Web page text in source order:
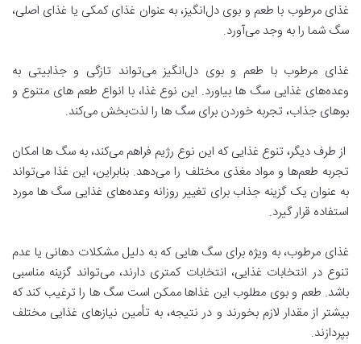
غذای مرطوب با طعم و بوی دل‌انگیز، به عنوان غذای کمکی یا غذای اصلی،
سگ شما را به وجد می‌آورد.
غذای مرطوب با طعم و بوی دل‌انگیز می‌تواند تازگی و جذابیتی به
وعده‌های غذایی سگ ها بیاورد. این نوع غذا، با انواع طعم های متنوع و
بوهای جذاب، تجربه خوردن برای سگ ها را لذت‌بخش می‌کند.
از طرف دیگر، تنوع غذایی که این نوع رژیم فراهم می‌کند، به سگ ها امکان
تجربه طعم‌ها و مواد مغذی مختلف را می‌دهد. بنابراین، این غذا می‌تواند
به عنوان یک گزینه جذاب برای تغییر روزانه وعده‌های غذایی سگ ها مورد
استفاده قرار گیرد.
غذای مرطوب، به ویژه برای سگ هایی که به دلیل مشکلات دهانی یا عدم
تنوع در انتخابات غذایی، انتخابات کمتری دارند، می‌تواند گزینه مناسبی
باشد. طعم و بوی مطلوب این غذاها ممکن است سگ ها را ترغیب کند که
بیشتر از مقدار لازم بخورند و در نتیجه، به تأمین نیازهای غذایی مختلف
بپردازند.